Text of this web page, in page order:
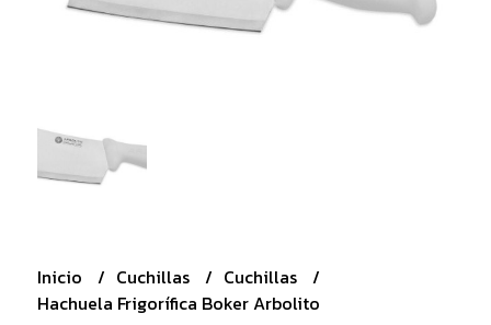
Inicio Cuchillas
Cuchillas
Hachuela Frigorífica Boker Arbolito